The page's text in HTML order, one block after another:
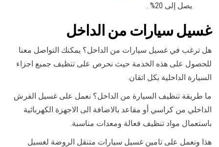
يصل إلى 20% .
غسيل سيارات من الداخل
هل ترغب في غسيل سيارات من الداخل؟ يمكنك التواصل معنا
للحصول على هذه الخدمة حيث نحرص على تنظيف جميع اجزاء
السيارة الداخلية بكل اتقان.
ما طريقة تنظيف السيارة من الداخل؟ نعمل على غسيل الفرش
الداخلي من كراسي أو مقاعد بالاضافة الى الاجهزة الكهربائية
باستعمال مواد تنظيف فعالة ومعدات مناسبة.
هذا ونعمل على تامين غسيل سيارات متنقل الروضة لغسيل